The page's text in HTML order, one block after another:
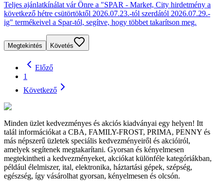
Teljes ajánlatkínálat vár Önre a "SPAR - Market, City hirdetmény a
következő hétre csütörtöktől 2026.07.23.-tól szerdától 2026.07.29.-
ig" termékeivel a Spar-tól, segítve, hogy többet takarítson meg.
Megtekintés Követés
Előző
1
Következő
Minden üzlet kedvezményes és akciós kiadványai egy helyen! Itt
talál információkat a CBA, FAMILY-FROST, PRIMA, PENNY és
más népszerű üzletek speciális kedvezményeiről és akcióiról,
amelyek segítenek megtakarítani. Gyorsan és kényelmesen
megtekintheti a kedvezményeket, akciókat különféle kategóriákban,
például élelmiszer, ital, elektronika, háztartási gépek, szépség,
egészség, így vásárolhat gyorsan, kényelmesen és olcsón.